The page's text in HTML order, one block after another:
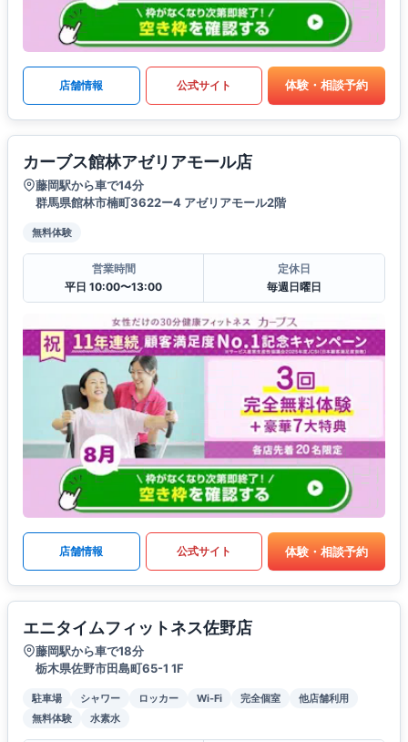
店舗情報 公式サイト 体験・相談予約
カーブス館林アゼリアモール店
藤岡駅から車で14分
群馬県館林市楠町3622ー4 アゼリアモール2階
無料体験
営業時間
平日 10:00〜13:00
定休日
毎週日曜日
店舗情報 公式サイト 体験・相談予約
エニタイムフィットネス佐野店
藤岡駅から車で18分
栃木県佐野市田島町65-1 1F
駐車場 シャワー ロッカー Wi-Fi 完全個室
他店舗利用
無料体験
水素水